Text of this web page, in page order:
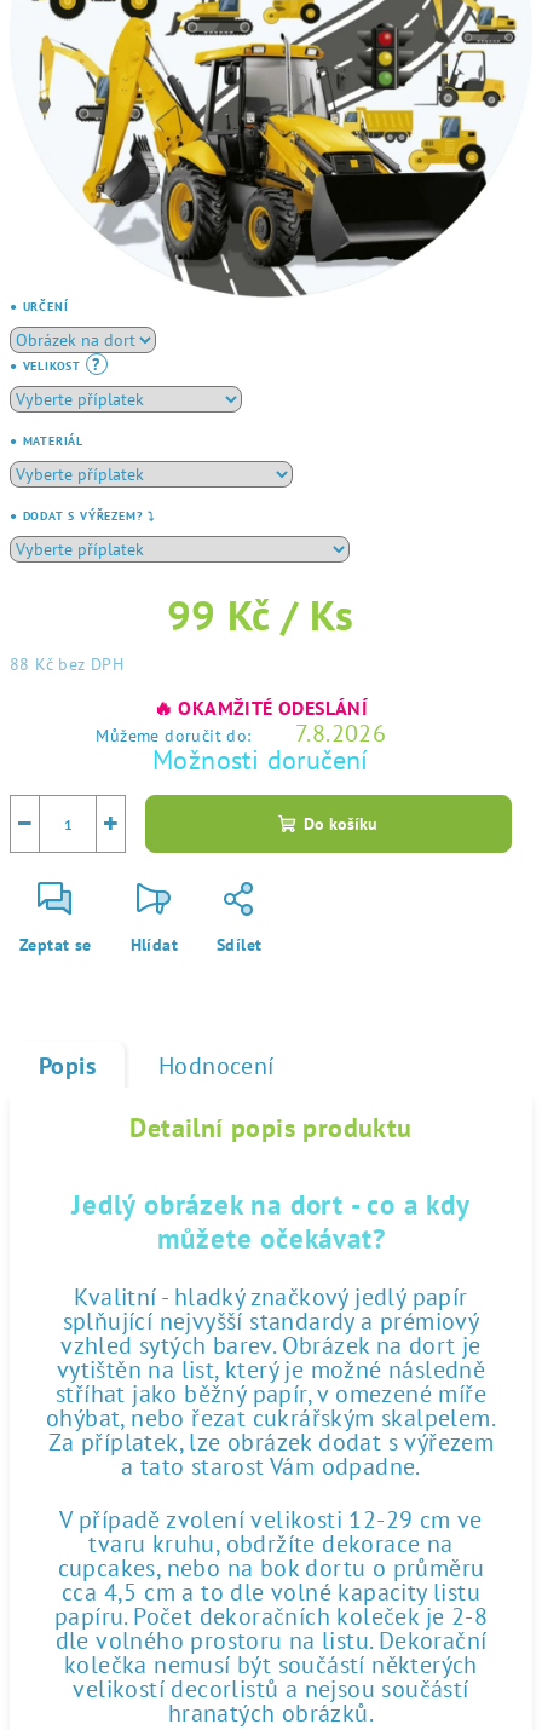
● URČENÍ
● VELIKOST ?
● MATERIÁL
● DODAT S VÝŘEZEM? ⤵️
99 Kč / Ks
88 Kč bez DPH
🔥 OKAMŽITÉ ODESLÁNÍ
Můžeme doručit do: 7.8.2026
Možnosti doručení
+
− Do košíku
Zeptat se Hlídat Sdílet
Popis Hodnocení
Detailní popis produktu
Jedlý obrázek na dort - co a kdy
můžete očekávat?
Kvalitní - hladký značkový jedlý papír
splňující nejvyšší standardy a prémiový
vzhled sytých barev. Obrázek na dort je
vytištěn na list, který je možné následně
stříhat jako běžný papír, v omezené míře
ohýbat, nebo řezat cukrářským skalpelem.
Za příplatek, lze obrázek dodat s výřezem
a tato starost Vám odpadne.
V případě zvolení velikosti 12-29 cm ve
tvaru kruhu, obdržíte dekorace na
cupcakes, nebo na bok dortu o průměru
cca 4,5 cm a to dle volné kapacity listu
papíru. Počet dekoračních koleček je 2-8
dle volného prostoru na listu. Dekorační
kolečka nemusí být součástí některých
velikostí decorlistů a nejsou součástí
hranatých obrázků.